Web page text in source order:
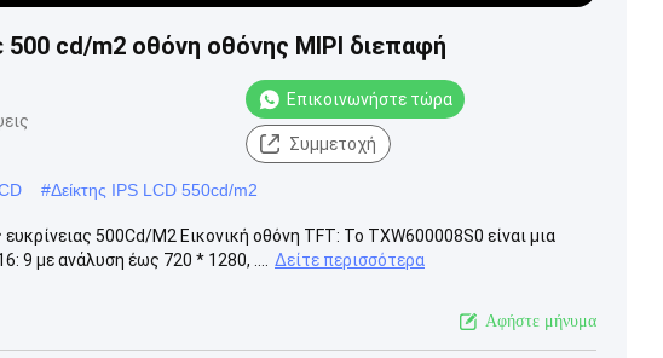
500 cd/m2 οθόνη οθόνης MIPI διεπαφή
Επικοινωνήστε τώρα
Συμμετοχή
#Δείκτης IPS LCD 550cd/m2
500Cd/M2 Εικονική οθόνη TFT: Το TXW600008S0 είναι μια
9 με ανάλυση έως 720 * 1280, ....
Δείτε περισσότερα
Αφήστε μήνυμα